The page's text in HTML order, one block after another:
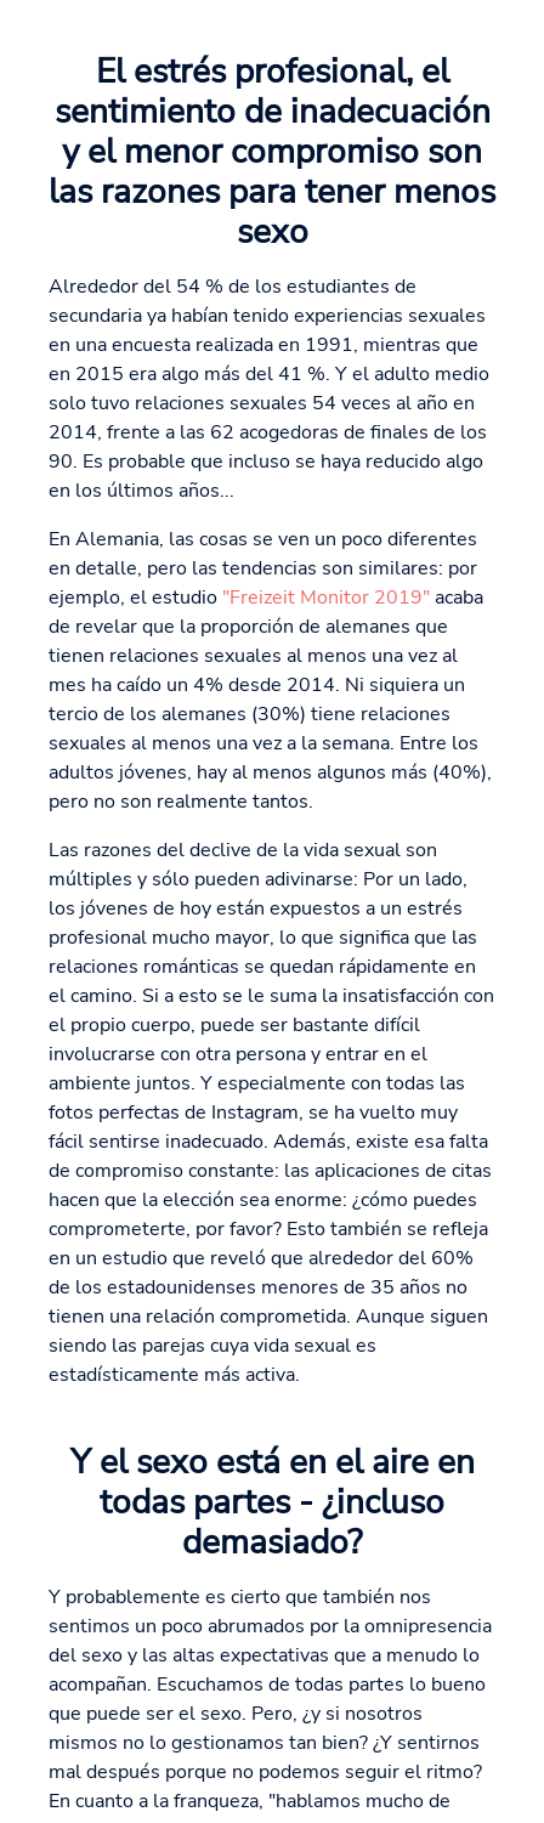
El estrés profesional, el
sentimiento de inadecuación
y el menor compromiso son
las razones para tener menos
sexo
Alrededor del 54 % de los estudiantes de
secundaria ya habían tenido experiencias sexuales
en una encuesta realizada en 1991, mientras que
en 2015 era algo más del 41 %. Y el adulto medio
solo tuvo relaciones sexuales 54 veces al año en
2014, frente a las 62 acogedoras de finales de los
90. Es probable que incluso se haya reducido algo
en los últimos años...
En Alemania, las cosas se ven un poco diferentes
en detalle, pero las tendencias son similares: por
ejemplo, el estudio "Freizeit Monitor 2019"acaba
de revelar que la proporción de alemanes que
tienen relaciones sexuales al menos una vez al
mes ha caído un 4% desde 2014. Ni siquiera un
tercio de los alemanes (30%) tiene relaciones
sexuales al menos una vez a la semana. Entre los
adultos jóvenes, hay al menos algunos más (40%),
pero no son realmente tantos.
Las razones del declive de la vida sexual son
múltiples y sólo pueden adivinarse: Por un lado,
los jóvenes de hoy están expuestos a un estrés
profesional mucho mayor, lo que significa que las
relaciones románticas se quedan rápidamente en
el camino. Si a esto se le suma la insatisfacción con
el propio cuerpo, puede ser bastante difícil
involucrarse con otra persona y entrar en el
ambiente juntos. Y especialmente con todas las
fotos perfectas de Instagram, se ha vuelto muy
fácil sentirse inadecuado. Además, existe esa falta
de compromiso constante: las aplicaciones de citas
hacen que la elección sea enorme: ¿cómo puedes
comprometerte, por favor? Esto también se refleja
en un estudio que reveló que alrededor del 60%
de los estadounidenses menores de 35 años no
tienen una relación comprometida. Aunque siguen
siendo las parejas cuya vida sexual es
estadísticamente más activa.
Y el sexo está en el aire en
todas partes - ¿incluso
demasiado?
Y probablemente es cierto que también nos
sentimos un poco abrumados por la omnipresencia
del sexo y las altas expectativas que a menudo lo
acompañan. Escuchamos de todas partes lo bueno
que puede ser el sexo. Pero, ¿y si nosotros
mismos no lo gestionamos tan bien? ¿Y sentirnos
mal después porque no podemos seguir el ritmo?
En cuanto a la franqueza, "hablamos mucho de